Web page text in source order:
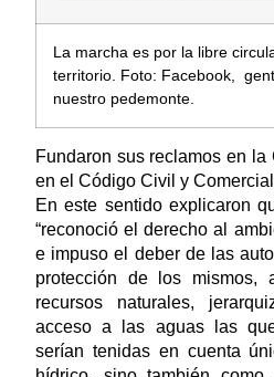
La marcha es por la libre
territorio. Foto: Facebook,
nuestro pedemonte.
Fundaron sus reclamos en
en el Código Civil y
En este sentido explicaron
“reconoció el derecho al
e impuso el deber de las
protección de los
recursos naturales,
acceso a las aguas las
serían tenidas en cuenta